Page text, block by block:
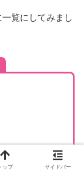
一覧にしてみまし
ップ サイドバー